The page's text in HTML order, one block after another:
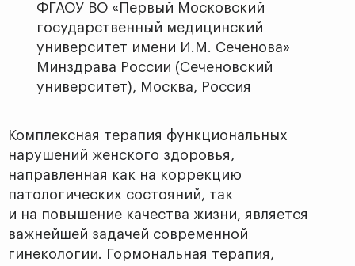
ФГАОУ ВО «Первый Московский
государственный медицинский
университет имени И.М. Сеченова»
Минздрава России (Сеченовский
университет), Москва, Россия
Комплексная терапия функциональных
нарушений женского здоровья,
направленная как на коррекцию
патологических состояний, так
и на повышение качества жизни, является
важнейшей задачей современной
гинекологии. Гормональная терапия,